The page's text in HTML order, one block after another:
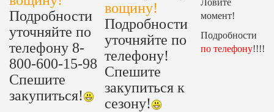
Подробности
уточняйте по
телефону 8-
800-600-15-98
Спешите
закупиться!
вощину!
Подробности
уточняйте по
телефону!
Спешите
закупиться к
сезону!
Ловите
момент!
Подробности
по телефону!!!!